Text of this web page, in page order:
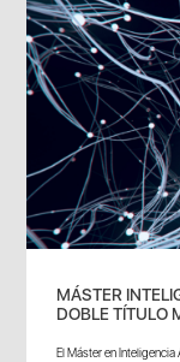
MÁSTER
DOBLE TÍTULO
El Máster en